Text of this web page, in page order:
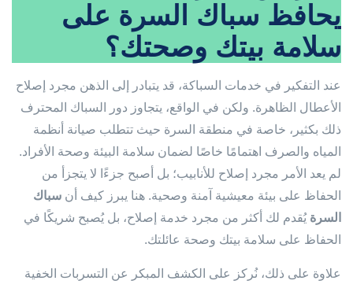
يحافظ سباك السرة على
سلامة بيتك وصحتك؟
عند التفكير في خدمات السباكة، قد يتبادر إلى الذهن مجرد إصلاح
الأعطال الظاهرة. ولكن في الواقع، يتجاوز دور السباك المحترف
ذلك بكثير، خاصة في منطقة السرة حيث تتطلب صيانة أنظمة
المياه والصرف اهتمامًا خاصًا لضمان سلامة البيئة وصحة الأفراد.
لم يعد الأمر مجرد إصلاح للأنابيب؛ بل أصبح جزءًا لا يتجزأ من
الحفاظ على بيئة معيشية آمنة وصحية. هنا يبرز كيف أن سباك
السرة يُقدم لك أكثر من مجرد خدمة إصلاح، بل يُصبح شريكًا في
الحفاظ على سلامة بيتك وصحة عائلتك.
علاوة على ذلك، نُركز على الكشف المبكر عن التسربات الخفية